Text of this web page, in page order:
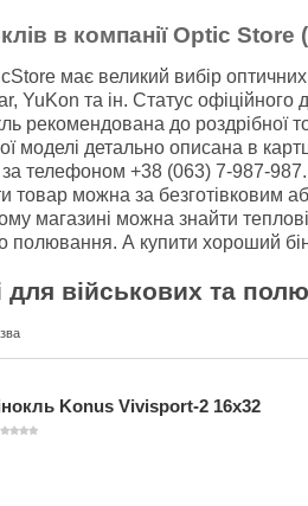
в компанії Optic Store
має великий вибір
YuKon та ін. Статус офіційного
рекомендована до роздрібної
моделі детально описана в
телефоном +38 (063) 7-987-987.
можна за безготівковим
магазині можна знайти
полювання. А купити хороший
для військових та
Konus Vivisport-2 16x32